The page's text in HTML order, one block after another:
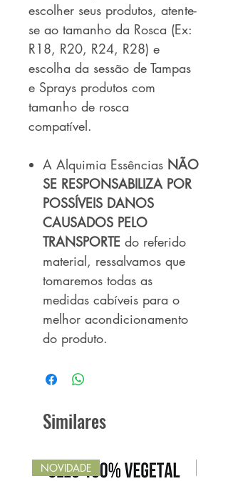
escolher seus produtos, atente-
se ao tamanho da Rosca (Ex:
R18, R20, R24, R28) e
escolha da sessão de Tampas
e Sprays produtos com
tamanho de rosca
compatível.
A Alquimia Essências NÃO
SE RESPONSABILIZA POR
POSSÍVEIS DANOS
CAUSADOS PELO
TRANSPORTE do referido
material, ressalvamos que
tomaremos todas as
medidas cabíveis para o
melhor acondicionamento
do produto.
Similares
NOVIDADE